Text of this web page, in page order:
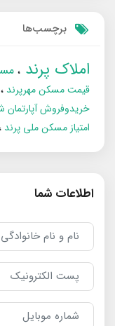
برچسب‌ها
املاک پرند
قیمت مسکن مهرپرند
خریدوفروش آپارتمان
امتیاز مسکن ملی پرند
اطلاعات شما